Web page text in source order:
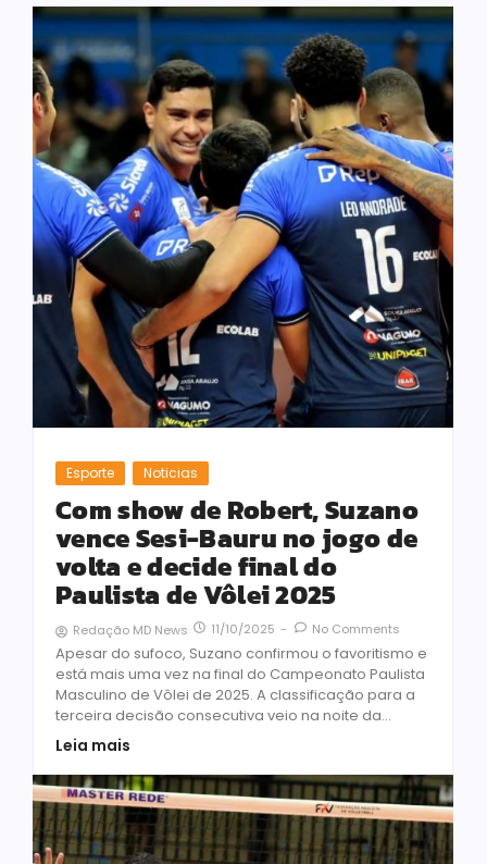
Esporte Noticias
Com show de Robert, Suzano
vence Sesi-Bauru no jogo de
volta e decide final do
Paulista de Vôlei 2025
Redação MD News 11/10/2025 - No Comments
Apesar do sufoco, Suzano confirmou o favoritismo e
está mais uma vez na final do Campeonato Paulista
Masculino de Vôlei de 2025. A classificação para a
terceira decisão consecutiva veio na noite da...
Leia mais